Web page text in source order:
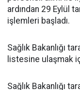
ardından 29 Eylül
işlemleri başladı.
Sağlık Bakanlığı
listesine ulaşmak
Sağlık Bakanlığı